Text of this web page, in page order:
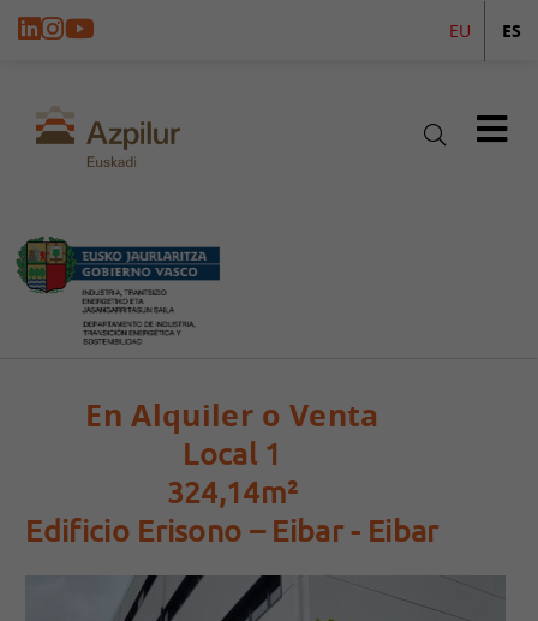
EU ES
En Alquiler o Venta
Local 1
324,14m²
Edificio Erisono – Eibar - Eibar